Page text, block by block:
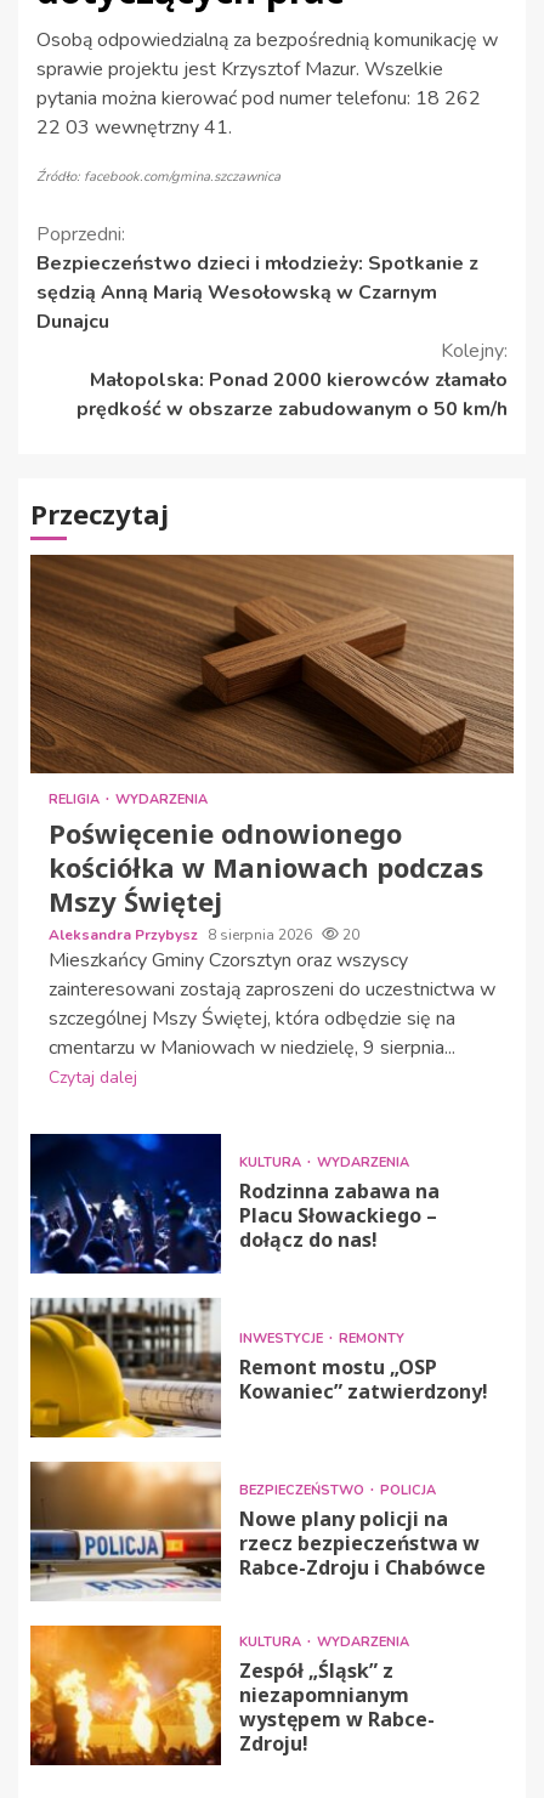
Osobą odpowiedzialną za bezpośrednią komunikację w
sprawie projektu jest Krzysztof Mazur. Wszelkie
pytania można kierować pod numer telefonu: 18 262
22 03 wewnętrzny 41.
Źródło: facebook.com/gmina.szczawnica
Kontynuuj
czytanie
Poprzedni:
Bezpieczeństwo dzieci i młodzieży: Spotkanie z
sędzią Anną Marią Wesołowską w Czarnym
Dunajcu
Kolejny:
Małopolska: Ponad 2000 kierowców złamało
prędkość w obszarze zabudowanym o 50 km/h
Przeczytaj
RELIGIA WYDARZENIA
Poświęcenie odnowionego
kościółka w Maniowach podczas
Mszy Świętej
Aleksandra Przybysz 8 sierpnia 2026 20
Mieszkańcy Gminy Czorsztyn oraz wszyscy
zainteresowani zostają zaproszeni do uczestnictwa w
szczególnej Mszy Świętej, która odbędzie się na
cmentarzu w Maniowach w niedzielę, 9 sierpnia...
Czytaj dalej
KULTURA WYDARZENIA
Rodzinna zabawa na
Placu Słowackiego –
dołącz do nas!
INWESTYCJE REMONTY
Remont mostu „OSP
Kowaniec” zatwierdzony!
BEZPIECZEŃSTWO POLICJA
Nowe plany policji na
rzecz bezpieczeństwa w
Rabce-Zdroju i Chabówce
KULTURA WYDARZENIA
Zespół „Śląsk” z
niezapomnianym
występem w Rabce-
Zdroju!